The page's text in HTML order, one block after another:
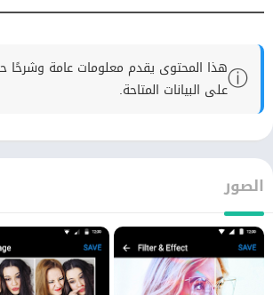
ⓘهذا المحتوى يقدم معلومات عامة وشرحًا
على البيانات المتاحة.
الصور